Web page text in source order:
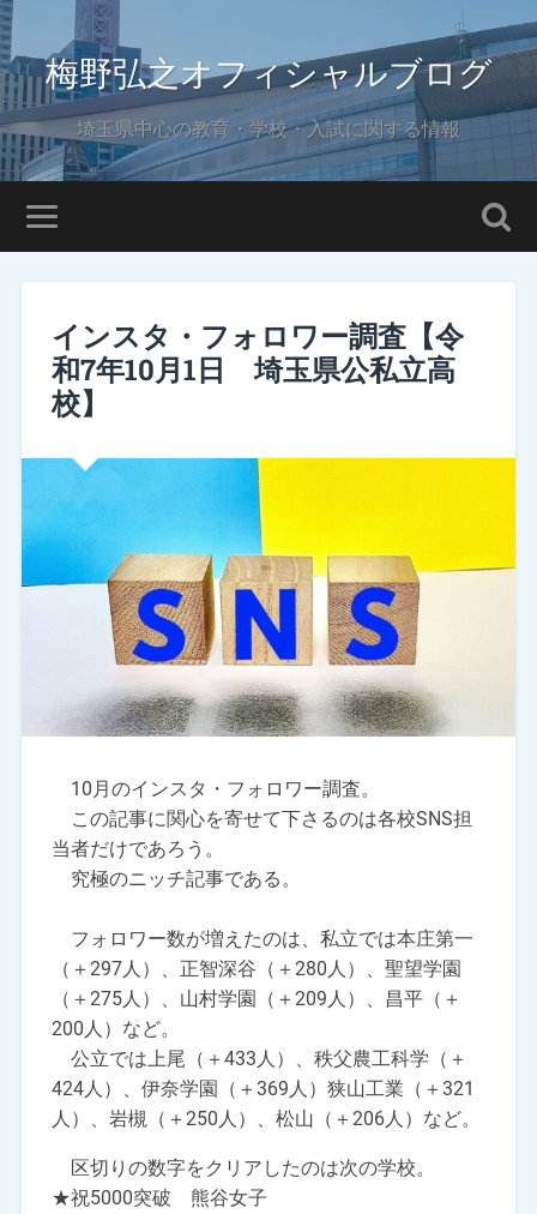
梅野弘之オフィシャルブログ
埼玉県中心の教育・学校・入試に関する情報
インスタ・フォロワー調査【令
和7年10月1日 埼玉県公私立高
校】
10月のインスタ・フォロワー調査。
この記事に関心を寄せて下さるのは各校SNS担
当者だけであろう。
究極のニッチ記事である。
フォロワー数が増えたのは、私立では本庄第一
（＋297人）、正智深谷（＋280人）、聖望学園
（＋275人）、山村学園（＋209人）、昌平（＋
200人）など。
公立では上尾（＋433人）、秩父農工科学（＋
424人）、伊奈学園（＋369人）狭山工業（＋321
人）、岩槻（＋250人）、松山（＋206人）など。
区切りの数字をクリアしたのは次の学校。
★祝5000突破 熊谷女子